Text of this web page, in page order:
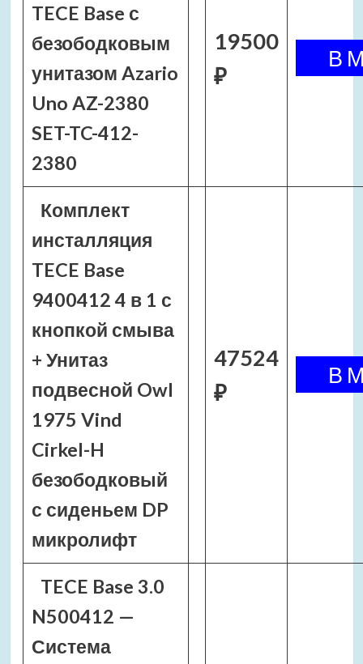
TECE Base с
безободковым
унитазом Azario
Uno AZ-2380
SET-TC-412-
2380
19500
₽
Комплект
инсталляция
TECE Base
9400412 4 в 1 с
кнопкой смыва
+ Унитаз
подвесной Owl
1975 Vind
Cirkel-H
безободковый
с сиденьем DP
микролифт
47524
₽
TECE Base 3.0
N500412 —
Система